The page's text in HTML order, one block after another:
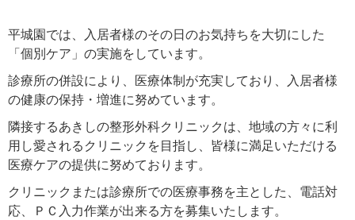
平城園では、入居者様のその日のお気持ちを大切にした
「個別ケア」の実施をしています。
診療所の併設により、医療体制が充実しており、入居者様
の健康の保持・増進に努めています。
隣接するあきしの整形外科クリニックは、地域の方々に利
用し愛されるクリニックを目指し、皆様に満足いただける
医療ケアの提供に努めております。
クリニックまたは診療所での医療事務を主とした、電話対
応、ＰＣ入力作業が出来る方を募集いたします。